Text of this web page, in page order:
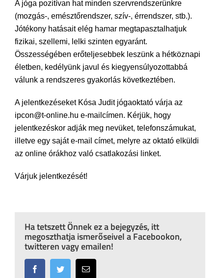
A jóga pozitívan hat minden szervrendszerünkre
(mozgás-, emésztőrendszer, szív-, érrendszer, stb.).
Jótékony hatásait elég hamar megtapasztalhatjuk
fizikai, szellemi, lelki szinten egyaránt.
Összességében erőteljesebbek leszünk a hétköznapi
életben, kedélyünk javul és kiegyensúlyozottabbá
válunk a rendszeres gyakorlás következtében.
A jelentkezéseket Kósa Judit jógaoktató várja az
ipcon@t-online.hu e-mailcímen. Kérjük, hogy
jelentkezéskor adják meg nevüket, telefonszámukat,
illetve egy saját e-mail címet, melyre az oktató elküldi
az online órákhoz való csatlakozási linket.
Várjuk jelentkezését!
Ha tetszett Önnek ez a bejegyzés, itt
megoszthatja ismerőseivel a Facebookon,
twitteren vagy emailen!
FacebookTwitter Email: